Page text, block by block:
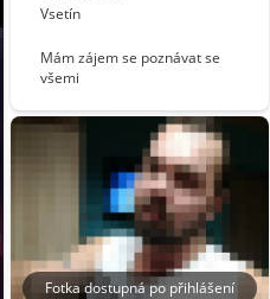
Vsetín
Mám zájem se poznávat se
všemi
Fotka dostupná po přihlášení